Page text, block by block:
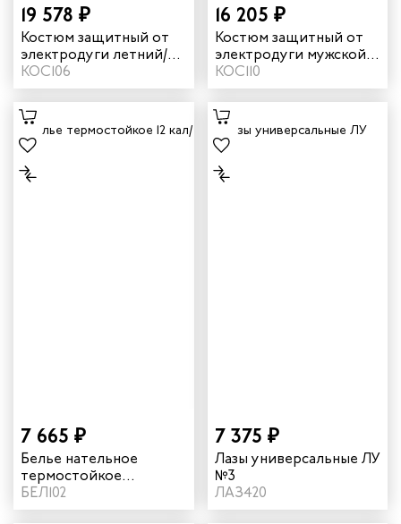
19 578 ₽
Костюм защитный от
электродуги летний/
демисезонный
усиленный "СП02-Л"
47,8 кал/см² цвет
синий/оранжевый
КОС106
16 205 ₽
Костюм защитный от
электродуги мужской
летний легкий "СП011-
Л" 20,1 кал/см² цвет
синий
КОС110
7 665 ₽
Белье нательное
термостойкое
защитное от
электродуги 12 кал/см²
БЕЛ102
7 375 ₽
Лазы универсальные ЛУ
№3
ЛАЗ420